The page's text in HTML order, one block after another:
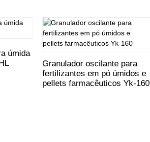
úmida
Granulador oscilante para
fertilizantes em pó úmidos e
pellets farmacêuticos Yk-160